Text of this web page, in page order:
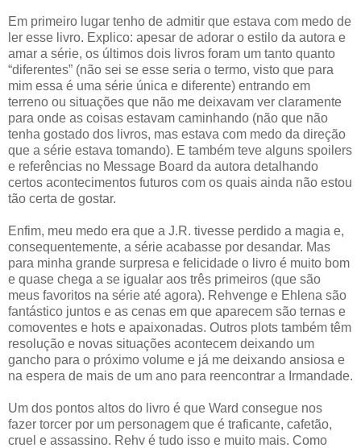
Em primeiro lugar tenho de admitir que estava com medo de
ler esse livro. Explico: apesar de adorar o estilo da autora e
amar a série, os últimos dois livros foram um tanto quanto
“diferentes” (não sei se esse seria o termo, visto que para
mim essa é uma série única e diferente) entrando em
terreno ou situações que não me deixavam ver claramente
para onde as coisas estavam caminhando (não que não
tenha gostado dos livros, mas estava com medo da direção
que a série estava tomando). E também teve alguns spoilers
e referências no Message Board da autora detalhando
certos acontecimentos futuros com os quais ainda não estou
tão certa de gostar.
Enfim, meu medo era que a J.R. tivesse perdido a magia e,
consequentemente, a série acabasse por desandar. Mas
para minha grande surpresa e felicidade o livro é muito bom
e quase chega a se igualar aos três primeiros (que são
meus favoritos na série até agora). Rehvenge e Ehlena são
fantástico juntos e as cenas em que aparecem são ternas e
comoventes e hots e apaixonadas. Outros plots também têm
resolução e novas situações acontecem deixando um
gancho para o próximo volume e já me deixando ansiosa e
na espera de mais de um ano para reencontrar a Irmandade.
Um dos pontos altos do livro é que Ward consegue nos
fazer torcer por um personagem que é traficante, cafetão,
cruel e assassino. Rehv é tudo isso e muito mais. Como